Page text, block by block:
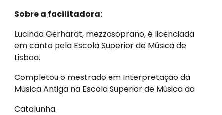
Sobre a facilitadora:
Lucinda Gerhardt, mezzosoprano, é licenciada
em canto pela Escola Superior de Música de
Lisboa.
Completou o mestrado em Interpretação da
Música Antiga na Escola Superior de Música da
Catalunha.